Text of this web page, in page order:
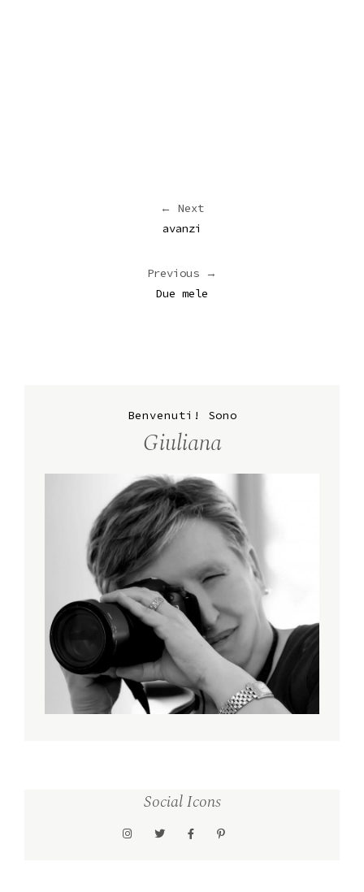
← Next
avanzi
Previous →
Due mele
Benvenuti! Sono
Giuliana
Social Icons